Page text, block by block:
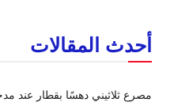
أحدث المقالات
مصرع ثلاثيني دهسًا بقطار عند